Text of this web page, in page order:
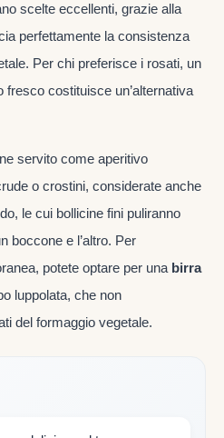
scelte eccellenti, grazie alla
perfettamente la consistenza
Per chi preferisce i rosati, un
costituisce un’alternativa
servito come aperitivo
o crostini, considerate anche
le cui bollicine fini puliranno
boccone e l’altro. Per
potete optare per una birra
luppolata, che non
del formaggio vegetale.